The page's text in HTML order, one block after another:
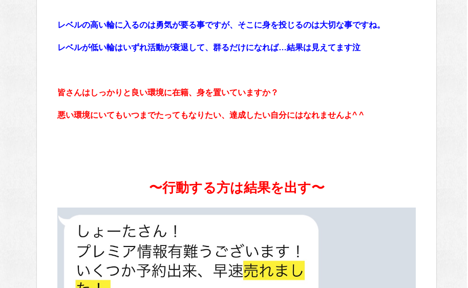
レベルの高い輪に入るのは勇気が要る事ですが、そこに身を投じるのは大切な事ですね。
レベルが低い輪はいずれ活動が衰退して、群るだけになれば…結果は見えてます泣
皆さんはしっかりと良い環境に在籍、身を置いていますか？
悪い環境にいてもいつまでたってもなりたい、達成したい自分にはなれませんよ^ ^
〜行動する方は結果を出す〜